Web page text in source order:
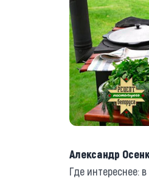
Александр
Где интереснее: